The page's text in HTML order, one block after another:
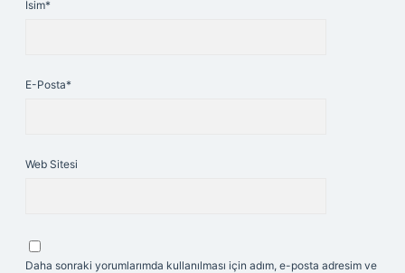
İsim*
E-Posta*
Web Sitesi
Daha sonraki yorumlarımda kullanılması için adım, e-posta adresim ve